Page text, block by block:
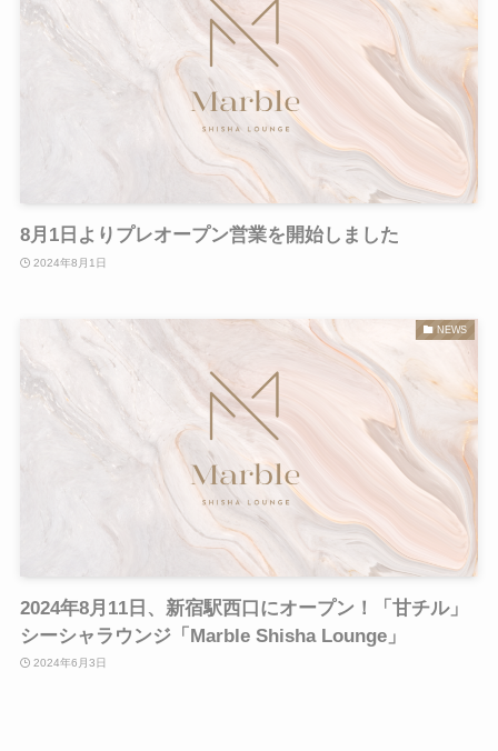
8月1日よりプレオープン営業を開始しました
2024年8月1日
NEWS
2024年8月11日、新宿駅西口にオープン！「甘チル」
シーシャラウンジ「Marble Shisha Lounge」
2024年6月3日